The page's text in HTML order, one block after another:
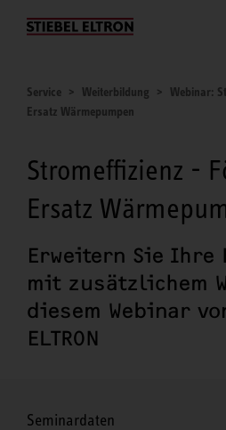
Unternehmen
Service Weiterbildung
Webinar:
Ersatz Wärmepumpen
Stromeffizienz -
Ersatz
Erweitern Sie Ihre
mit zusätzlichem
diesem Webinar
ELTRON
Seminardaten